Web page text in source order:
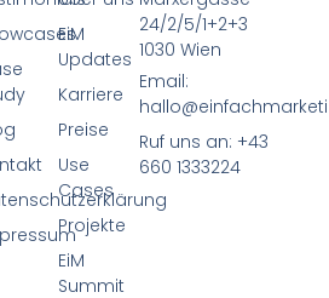
EiM
Updates
Karriere
Preise
Use
Cases
Projekte
EiM
Summit
24/2/5/1+2+3
1030 Wien
Email:
Ruf uns an: +43
660 1333224